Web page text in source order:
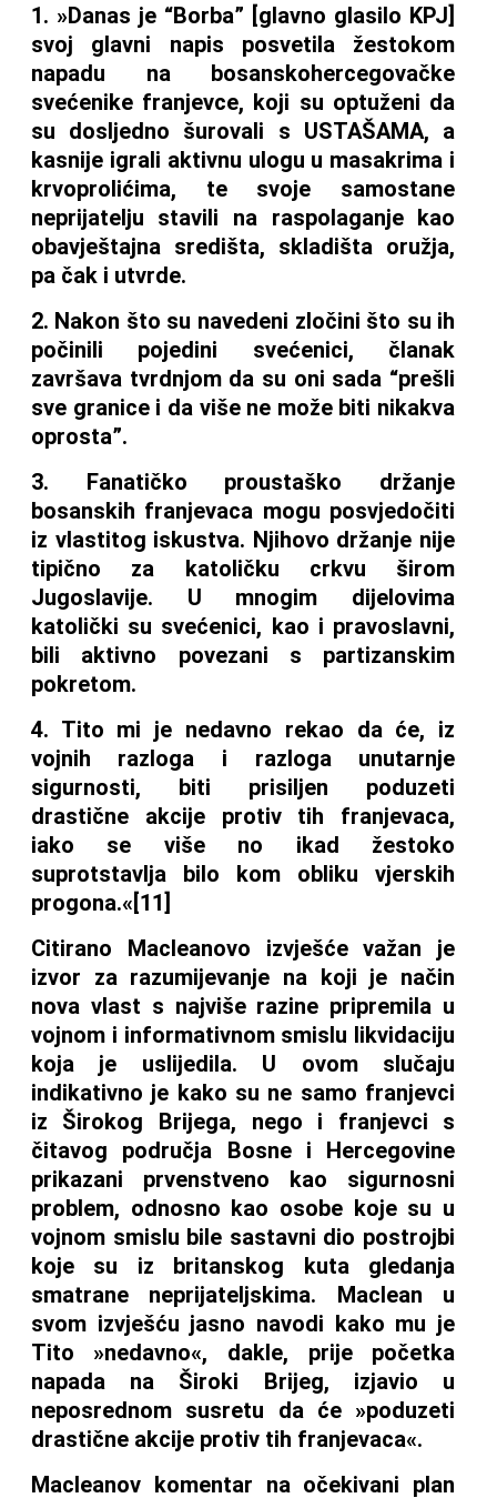
1. »Danas je “Borba” [glavno glasilo KPJ]
svoj glavni napis posvetila žestokom
napadu na bosanskohercegovačke
svećenike franjevce, koji su optuženi da
su dosljedno šurovali s USTAŠAMA, a
kasnije igrali aktivnu ulogu u masakrima i
krvoprolićima, te svoje samostane
neprijatelju stavili na raspolaganje kao
obavještajna središta, skladišta oružja,
pa čak i utvrde.
2. Nakon što su navedeni zločini što su ih
počinili pojedini svećenici, članak
završava tvrdnjom da su oni sada “prešli
sve granice i da više ne može biti nikakva
oprosta”.
3. Fanatičko proustaško držanje
bosanskih franjevaca mogu posvjedočiti
iz vlastitog iskustva. Njihovo držanje nije
tipično za katoličku crkvu širom
Jugoslavije. U mnogim dijelovima
katolički su svećenici, kao i pravoslavni,
bili aktivno povezani s partizanskim
pokretom.
4. Tito mi je nedavno rekao da će, iz
vojnih razloga i razloga unutarnje
sigurnosti, biti prisiljen poduzeti
drastične akcije protiv tih franjevaca,
iako se više no ikad žestoko
suprotstavlja bilo kom obliku vjerskih
progona.«[11]
Citirano Macleanovo izvješće važan je
izvor za razumijevanje na koji je način
nova vlast s najviše razine pripremila u
vojnom i informativnom smislu likvidaciju
koja je uslijedila. U ovom slučaju
indikativno je kako su ne samo franjevci
iz Širokog Brijega, nego i franjevci s
čitavog područja Bosne i Hercegovine
prikazani prvenstveno kao sigurnosni
problem, odnosno kao osobe koje su u
vojnom smislu bile sastavni dio postrojbi
koje su iz britanskog kuta gledanja
smatrane neprijateljskima. Maclean u
svom izvješću jasno navodi kako mu je
Tito »nedavno«, dakle, prije početka
napada na Široki Brijeg, izjavio u
neposrednom susretu da će »poduzeti
drastične akcije protiv tih franjevaca«.
Macleanov komentar na očekivani plan